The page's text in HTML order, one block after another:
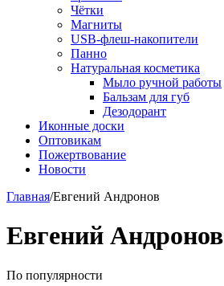
Чётки
Магниты
USB-флеш-накопители
Панно
Натуральная косметика
Мыло ручной работы
Бальзам для губ
Дезодорант
Иконные доски
Оптовикам
Пожертвование
Новости
Главная/Евгений Андронов
Евгений Андронов
По популярности